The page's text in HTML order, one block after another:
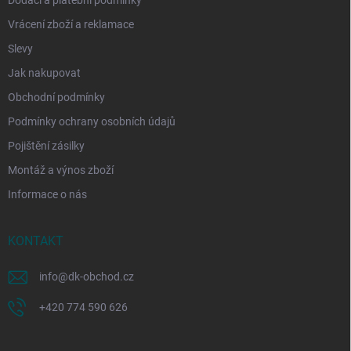
Vrácení zboží a reklamace
Slevy
Jak nakupovat
Obchodní podmínky
Podmínky ochrany osobních údajů
Pojištění zásilky
Montáž a výnos zboží
Informace o nás
KONTAKT
info@dk-obchod.cz
+420 774 590 626